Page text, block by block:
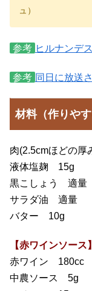
ュ）
参考 ヒルナンデ
参考 同日に放送
材料（作りやす
肉(2.5cmほどの
液体塩麹 15g
黒こしょう 適量
サラダ油 適量
バター 10g
【赤ワインソース】
赤ワイン 180cc
中農ソース 5g